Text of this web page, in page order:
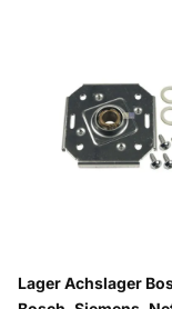
Lager Achslager